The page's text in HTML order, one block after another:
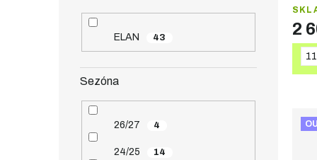
ELAN 43
Sezóna
26/27 4
24/25 14
2